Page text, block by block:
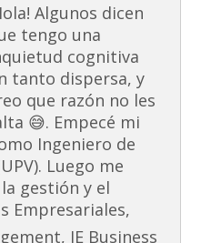
Algunos dicen
tengo una
cognitiva
tanto dispersa, y
que razón no les
😅. Empecé mi
Ingeniero de
Luego me
gestión y el
Empresariales,
IE Business